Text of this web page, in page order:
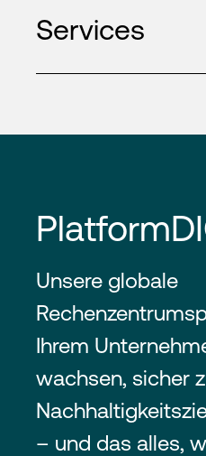
Services
Unsere globale
Ihrem
wachsen, sicher
– und das alles,